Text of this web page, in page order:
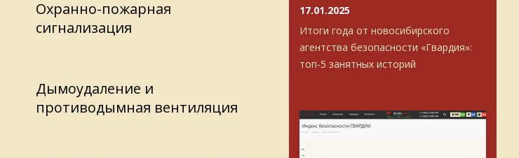
Охранно-пожарная
сигнализация
Дымоудаление и
противодымная вентиляция
Итоги года от новосибирского
агентства безопасности «Гвардия»:
топ-5 занятных историй
17.01.2025